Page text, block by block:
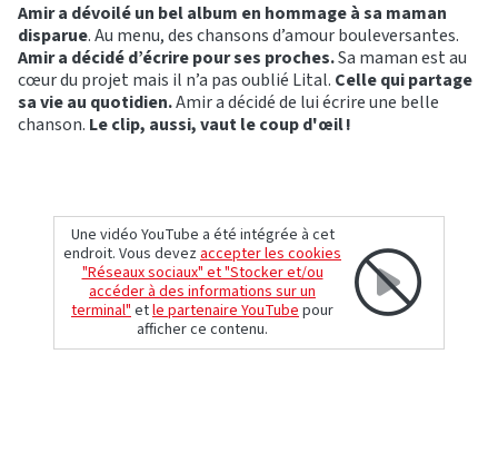
Amir a dévoilé un bel album en hommage à sa maman
disparue. Au menu, des chansons d’amour bouleversantes.
Amir a décidé d’écrire pour ses proches.Sa maman est au
cœur du projet mais il n’a pas oublié Lital. Celle qui partage
sa vie au quotidien.Amir a décidé de lui écrire une belle
chanson. Le clip, aussi, vaut le coup d'œil !
Une vidéo YouTube a été intégrée à cet
endroit. Vous devezaccepter les cookies
"Réseaux sociaux" et "Stocker et/ou
accéder à des informations sur un
terminal"etle partenaire YouTubepour
afficher ce contenu.